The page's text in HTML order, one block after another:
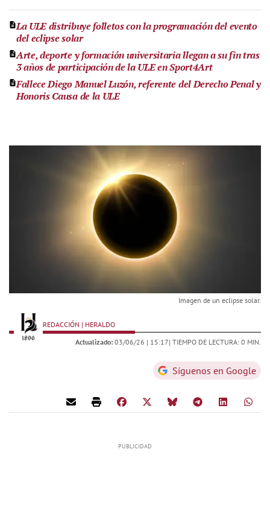
La ULE distribuye folletos con la programación del evento
del eclipse solar
Arte, deporte y formación universitaria llegan a su fin tras
3 años de participación de la ULE en Sport4Art
Fallece Diego Manuel Luzón, referente del Derecho Penal y
Honoris Causa de la ULE
Imagen de un eclipse solar.
REDACCIÓN | HERALDO
Actualizado: 03/06/26 | 15:17| TIEMPO DE LECTURA: 0 MIN.
Síguenos en Google